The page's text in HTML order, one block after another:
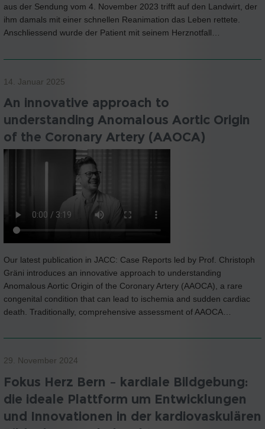
aus der Sendung vom 4. November 2023 trifft auf den Landwirt, der
ihm damals mit einer schnellen Reanimation das Leben rettete.
Anschliessend wurde der Patient mit seinem Herznotfall…
14. Januar 2025
An innovative approach to
understanding Anomalous Aortic Origin
of the Coronary Artery (AAOCA)
Our latest publication in JACC: Case Reports led by Prof. Christoph
Gräni introduces an innovative approach to understanding
Anomalous Aortic Origin of the Coronary Artery (AAOCA), a rare
congenital condition that can lead to ischemia and sudden cardiac
death. Traditionally, comprehensive assessment of AAOCA…
29. November 2024
Fokus Herz Bern – kardiale Bildgebung:
die ideale Plattform um Entwicklungen
und Innovationen in der kardiovaskulären